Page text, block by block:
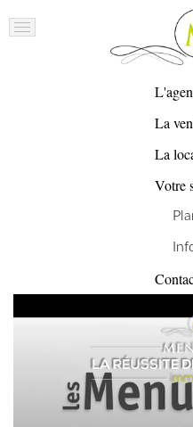
La
La
Votre